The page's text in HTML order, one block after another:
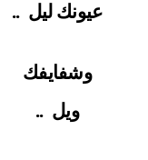
عيونك ليل ..
وشفايفك
ويل ..